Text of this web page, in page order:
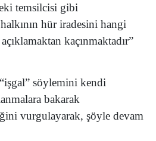
temsilcisi gibi
hür iradesini hangi
kaçınmaktadır”
söylemini kendi
bakarak
vurgulayarak, şöyle devam